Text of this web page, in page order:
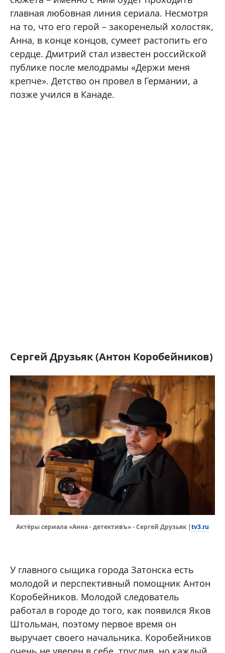
главная любовная линия сериала. Несмотря
на то, что его герой – закоренелый холостяк,
Анна, в конце концов, сумеет растопить его
сердце. Дмитрий стал известен российской
публике после мелодрамы «Держи меня
крепче». Детство он провел в Германии, а
позже учился в Канаде.
Сергей Друзьяк (Антон Коробейников)
Актёры сериала «Анна - детективъ» - Сергей Друзьяк | tv3.ru
У главного сыщика города Затонска есть
молодой и перспективный помощник Антон
Коробейников. Молодой следователь
работал в городе до того, как появился Яков
Штольман, поэтому первое время он
выручает своего начальника. Коробейников